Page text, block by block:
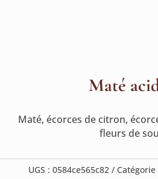
Maté
Maté, écorces de citron,
fleurs de
UGS : 0584ce565c82 Catégorie